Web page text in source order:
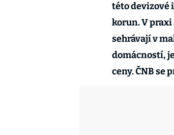
této devizové
korun. V
sehrávají v
domácností,
ceny. ČNB se